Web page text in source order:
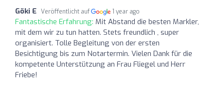
Göki E Veröffentlicht auf 1 year ago
Fantastische Erfahrung: Mit Abstand die besten Markler,
mit dem wir zu tun hatten. Stets freundlich , super
organisiert. Tolle Begleitung von der ersten
Besichtigung bis zum Notartermin. Vielen Dank für die
kompetente Unterstützung an Frau Fliegel und Herr
Friebe!